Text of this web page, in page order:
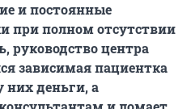
и постоянные
при полном отсутствии
руководство центра
зависимая пациентка
них деньги, а